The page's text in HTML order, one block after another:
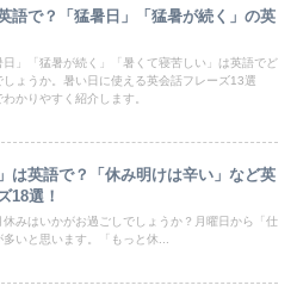
語で？「猛暑日」「猛暑が続く」の英
日」「猛暑が続く」「暑くて寝苦しい」は英語でど
しょうか。暑い日に使える英会話フレーズ13選
かりやすく紹介します。
は英語で？「休み明けは辛い」など英
18選！
休みはいかがお過ごしでしょうか？月曜日から「仕
いと思います。「もっと休...